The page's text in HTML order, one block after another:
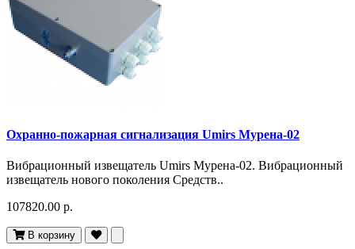
Охранно-пожарная сигнализация Umirs Мурена-02
Вибрационный извещатель Umirs Мурена-02. Вибрационный
извещатель нового поколения Средств..
107820.00 р.
В корзину